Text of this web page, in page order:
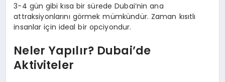
3-4 gün gibi kısa bir sürede Dubai’nin ana
attraksiyonlarını görmek mümkündür. Zaman kısıtlı
insanlar için ideal bir opciyondur.
Neler Yapılır? Dubai’de
Aktiviteler